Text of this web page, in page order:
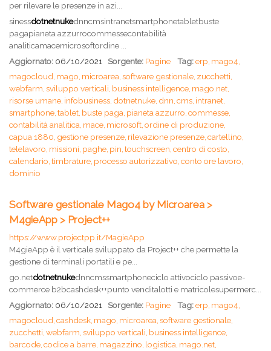
per rilevare le presenze in azi...
sinessdotnetnukednncmsintranetsmartphonetabletbuste
pagapianeta azzurrocommessecontabilità
analiticamacemicrosoftordine ...
Aggiornato: 06/10/2021 Sorgente: Pagine Tag:erp, mago4,
magocloud, mago, microarea, software gestionale, zucchetti,
webfarm, sviluppo verticali, business intelligence, mago.net,
risorse umane, infobusiness, dotnetnuke, dnn, cms, intranet,
smartphone, tablet, buste paga, pianeta azzurro, commesse,
contabilità analitica, mace, microsoft, ordine di produzione,
capua 1880, gestione presenze, rilevazione presenze, cartellino,
telelavoro, missioni, paghe, pin, touchscreen, centro di costo,
calendario, timbrature, processo autorizzativo, conto ore lavoro,
dominio
Software gestionale Mago4 by Microarea >
M4gieApp > Project++
https://www.projectpp.it/MagieApp
M4gieApp è il verticale sviluppato da Project++ che permette la
gestione di terminali portatili e pe...
go.netdotnetnukednncmssmartphoneciclo attivociclo passivoe-
commerce b2bcashdesk++punto venditalotti e matricolesupermerc...
Aggiornato: 06/10/2021 Sorgente: Pagine Tag:erp, mago4,
magocloud, cashdesk, mago, microarea, software gestionale,
zucchetti, webfarm, sviluppo verticali, business intelligence,
barcode, codice a barre, magazzino, logistica, mago.net,